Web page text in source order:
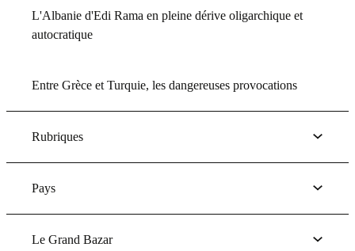
L'Albanie d'Edi Rama en pleine dérive oligarchique et
autocratique
Entre Grèce et Turquie, les dangereuses provocations
Rubriques
Pays
Le Grand Bazar